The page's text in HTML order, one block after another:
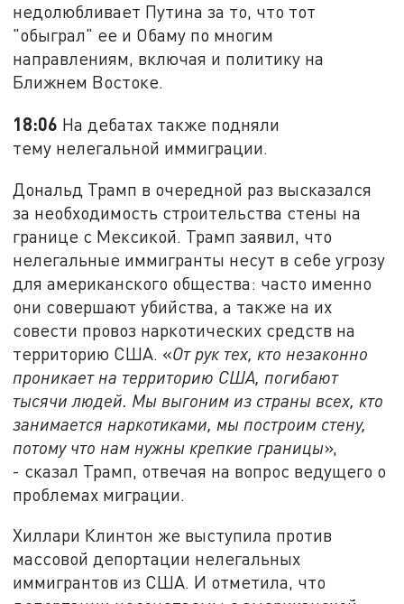
недолюбливает Путина за то, что тот
"обыграл" ее и Обаму по многим
направлениям, включая и политику на
Ближнем Востоке.
18:06 На дебатах также подняли
тему нелегальной иммиграции.
Дональд Трамп в очередной раз высказался
за необходимость строительства стены на
границе с Мексикой. Трамп заявил, что
нелегальные иммигранты несут в себе угрозу
для американского общества: часто именно
они совершают убийства, а также на их
совести провоз наркотических средств на
территорию США. «От рук тех, кто незаконно
проникает на территорию США, погибают
тысячи людей. Мы выгоним из страны всех, кто
занимается наркотиками, мы построим стену,
потому что нам нужны крепкие границы»,
- сказал Трамп, отвечая на вопрос ведущего о
проблемах миграции.
Хиллари Клинтон же выступила против
массовой депортации нелегальных
иммигрантов из США. И отметила, что